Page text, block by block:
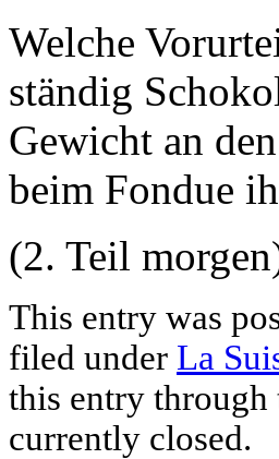
Welche
ständig
Gewicht an
beim Fondue
(2. Teil
This entry was
filed under La
this entry through
currently closed.